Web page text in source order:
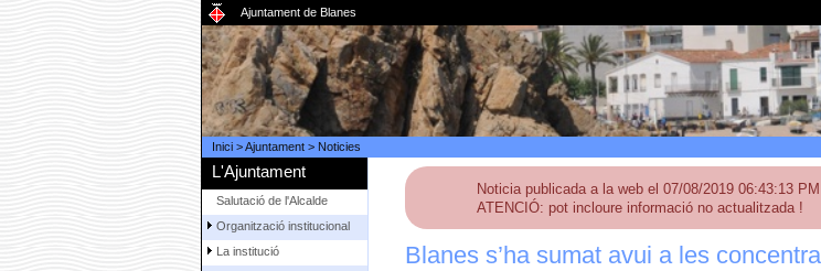
Ajuntament de Blanes
Inici>Ajuntament> Noticies
L'Ajuntament
Salutació de l'Alcalde
Organització institucional
La institució
Noticia publicada a la web el 07/08/2019 06:43:13 PM
ATENCIÓ: pot incloure informació no actualitzada !
Blanes s’ha sumat avui a les